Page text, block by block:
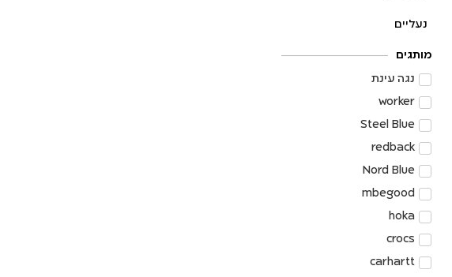
נעליים
מותגים
נגה עינת
worker
Steel Blue
redback
Nord Blue
mbegood
hoka
crocs
carhartt